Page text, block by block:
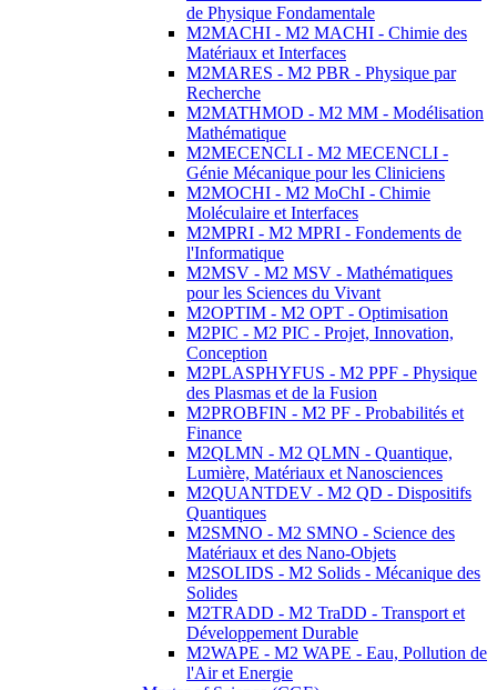
de Physique Fondamentale
M2MACHI - M2 MACHI - Chimie des
Matériaux et Interfaces
M2MARES - M2 PBR - Physique par
Recherche
M2MATHMOD - M2 MM - Modélisation
Mathématique
M2MECENCLI - M2 MECENCLI -
Génie Mécanique pour les Cliniciens
M2MOCHI - M2 MoChI - Chimie
Moléculaire et Interfaces
M2MPRI - M2 MPRI - Fondements de
l'Informatique
M2MSV - M2 MSV - Mathématiques
pour les Sciences du Vivant
M2OPTIM - M2 OPT - Optimisation
M2PIC - M2 PIC - Projet, Innovation,
Conception
M2PLASPHYFUS - M2 PPF - Physique
des Plasmas et de la Fusion
M2PROBFIN - M2 PF - Probabilités et
Finance
M2QLMN - M2 QLMN - Quantique,
Lumière, Matériaux et Nanosciences
M2QUANTDEV - M2 QD - Dispositifs
Quantiques
M2SMNO - M2 SMNO - Science des
Matériaux et des Nano-Objets
M2SOLIDS - M2 Solids - Mécanique des
Solides
M2TRADD - M2 TraDD - Transport et
Développement Durable
M2WAPE - M2 WAPE - Eau, Pollution de
l'Air et Energie